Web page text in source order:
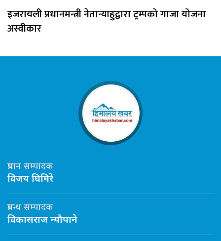
इजरायली प्रधानमन्त्री नेतान्याहुद्वारा ट्रम्पको गाजा योजना
अस्वीकार
प्रधान सम्पादक
विजय घिमिरे
प्रबन्ध सम्पादक
विकासराज न्यौपाने